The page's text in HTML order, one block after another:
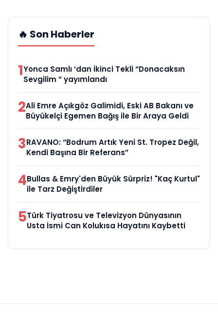
🔥 Son Haberler
1Yonca Samlı ‘dan İkinci Tekli “Donacaksın
Sevgilim “ yayımlandı
2Ali Emre Açıkgöz Galimidi, Eski AB Bakanı ve
Büyükelçi Egemen Bağış ile Bir Araya Geldi
3RAVANO: “Bodrum Artık Yeni St. Tropez Değil,
Kendi Başına Bir Referans”
4Bullas & Emry'den Büyük Sürpriz! "Kaç Kurtul"
ile Tarz Değiştirdiler
5Türk Tiyatrosu ve Televizyon Dünyasının
Usta İsmi Can Kolukısa Hayatını Kaybetti